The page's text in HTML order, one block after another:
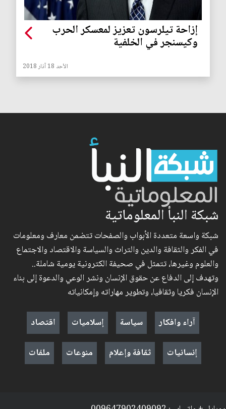
إزاحة تيلرسون تعزيز لمعسكر الحرب
وكيسنجر في الخلفية
الأحد 18 آذار 2018
شبكة النبأ المعلوماتية
شبكة واسعة متعددة الأبواب والصفحات تتضمن معارف ومعلومات
في الفكر والثقافة والدين والتراث والسياسة والاقتصاد والاجتماع
والعلوم وغيرها، تتمثل في صحيفة الكترونية يومية شاملة..
وتهدف إلى الدفاع عن حقوق الإنسان ونشر الوعي والدعوة إلى بناء
الإنسان فكريا وثقافيا، وتطوير مهاراته وإمكانياته
آراء وافكار
سياسة إسلاميات
اقتصاد
إنسانيات
ثقافة وإعلام منوعات ملفات